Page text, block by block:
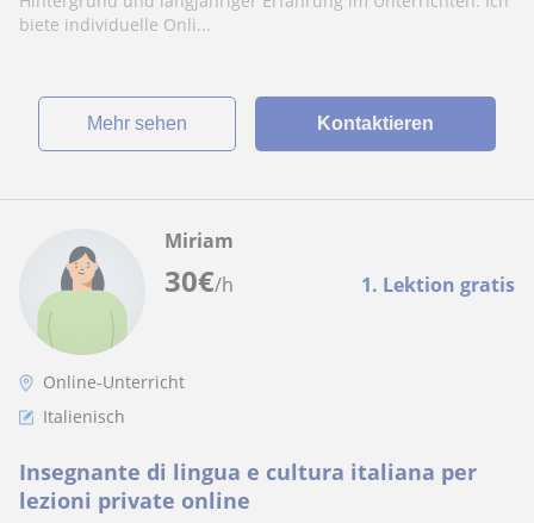
biete individuelle Onli...
Mehr sehen Kontaktieren
30€/h 1. Lektion gratis
Miriam
Online-Unterricht
Italienisch
Insegnante di lingua e cultura italiana per
lezioni private online